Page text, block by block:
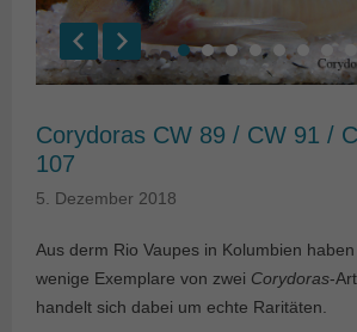
Corydoras CW 89 / CW 91 /
107
5. Dezember 2018
Aus derm Rio Vaupes in Kolumbien
wenige Exemplare von zwei Corydoras-
handelt sich dabei um echte Raritäten.